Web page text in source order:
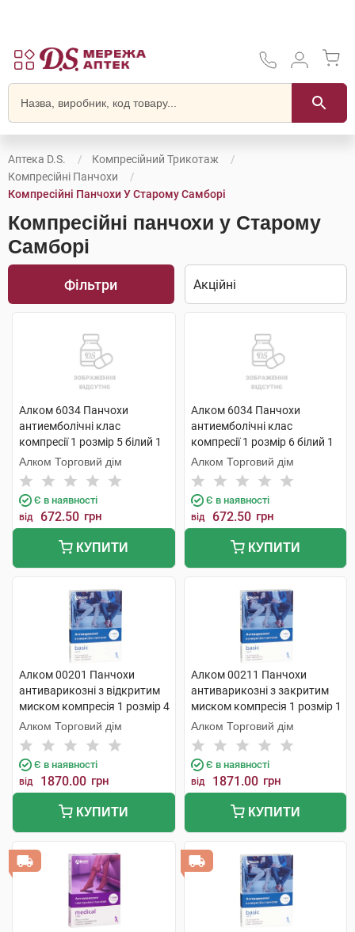
Аптека D.S.
Компресійний Трикотаж
Компресійні Панчохи
Компресійні Панчохи У Старому Самборі
Компресійні панчохи у Старому
Самборі
Фільтри
Алком 6034 Панчохи
антиемболічні клас
компресії 1 розмір 5 білий 1
пара
Алком Торговий дім
Є в наявності
від 672.50 грн
КУПИТИ
Алком 6034 Панчохи
антиемболічні клас
компресії 1 розмір 6 білий 1
пара
Алком Торговий дім
Є в наявності
від 672.50 грн
КУПИТИ
Алком 00201 Панчохи
антиварикозні з відкритим
миском компресія 1 розмір 4
бежевий 1 пара
Алком Торговий дім
Є в наявності
від 1870.00 грн
КУПИТИ
Алком 00211 Панчохи
антиварикозні з закритим
миском компресія 1 розмір 1
чорні 1 пара
Алком Торговий дім
Є в наявності
від 1871.00 грн
КУПИТИ